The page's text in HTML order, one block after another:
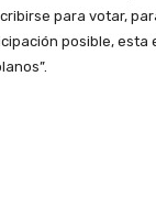
para votar,
posible, esta